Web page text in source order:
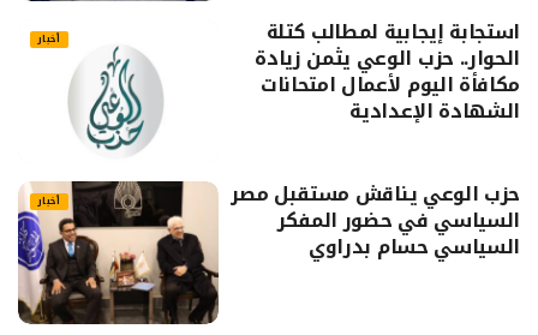
أخبار استجابة إيجابية لمطالب كتلة
الحوار.. حزب الوعي يثمن زيادة
مكافأة اليوم لأعمال امتحانات
الشهادة الإعدادية
أخبار حزب الوعي يناقش مستقبل مصر
السياسي في حضور المفكر
السياسي حسام بدراوي